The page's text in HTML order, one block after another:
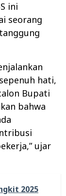
ini
seorang
hati,
Bupati
bahwa
ujar
2025